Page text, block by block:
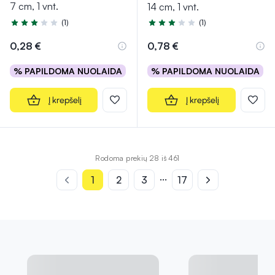
7 cm, 1 vnt.
Įvertinimas 3.0 iš 5
(1)
0,28 €
% PAPILDOMA NUOLAIDA
Į krepšelį
14 cm, 1 vnt.
Įvertinimas 3.0 iš 5
(1)
0,78 €
% PAPILDOMA NUOLAIDA
Į krepšelį
Rodoma prekių 28 iš 461
1 2 3 ... 17